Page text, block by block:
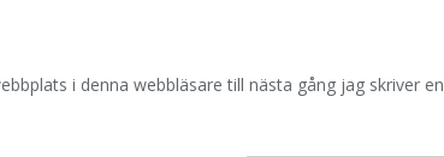
i denna webbläsare till nästa gång jag skriver en